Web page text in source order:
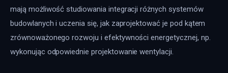
mają możliwość studiowania integracji różnych systemów
budowlanych i uczenia się, jak zaprojektować je pod kątem
zrównoważonego rozwoju i efektywności energetycznej, np.
wykonując odpowiednie projektowanie wentylacji.